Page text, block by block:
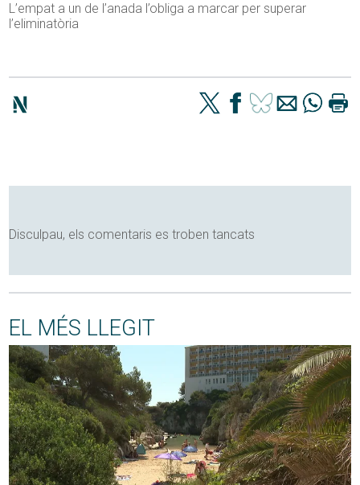
L’empat a un de l’anada l’obliga a marcar per superar
l’eliminatòria
Disculpau, els comentaris es troben tancats
EL MÉS LLEGIT